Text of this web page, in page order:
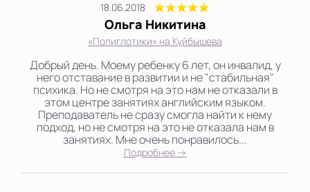
18.06.2018
Ольга Никитина
«Полиглотики» на Куйбышева
Добрый день. Моему ребенку 6 лет, он инвалид, у
него отставание в развитии и не "стабильная"
психика. Но не смотря на это нам не отказали в
этом центре занятиях английским языком.
Преподаватель не сразу смогла найти к нему
подход, но не смотря на это не отказала нам в
занятиях. Мне очень понравилось...
Подробнее →